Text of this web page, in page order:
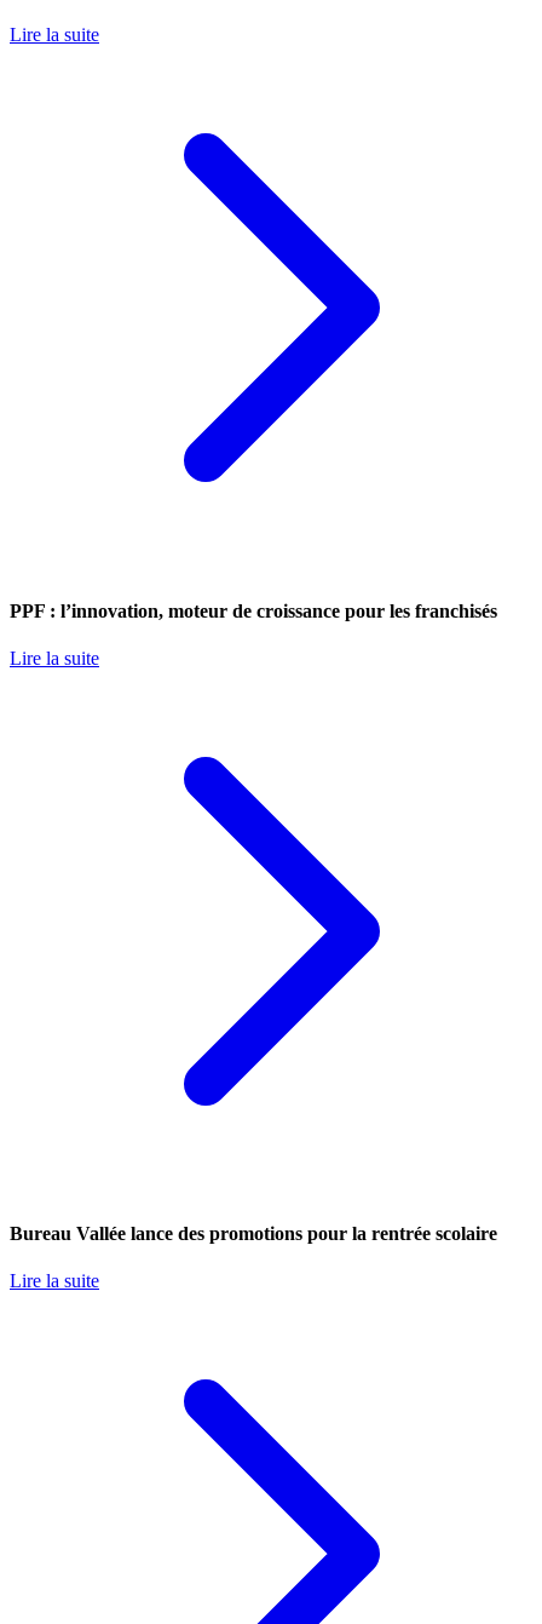
Lire la suite
PPF : l’innovation, moteur de croissance pour les franchisés
Lire la suite
Bureau Vallée lance des promotions pour la rentrée scolaire
Lire la suite